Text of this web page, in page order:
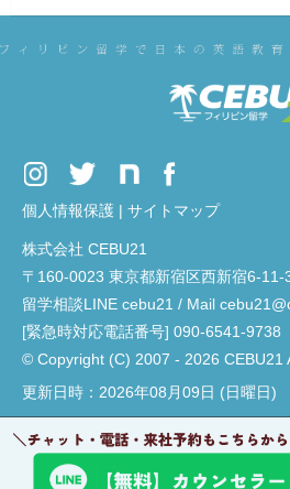
個人情報保護 | サイトマップ
株式会社 CEBU21
〒160-0023 東京都新宿区西新宿6-11-
留学相談LINE cebu21 / Mail
[緊急時対応電話番号] 090-6541-9738
© Copyright (C) 2007 - 2026 CEBU21
更新日時：2026年08月09日 (日曜日)